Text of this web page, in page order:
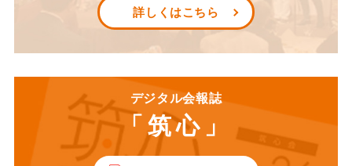
詳しくはこちら
デジタル会報誌
「筑心」